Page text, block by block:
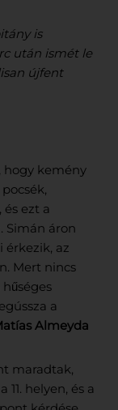
is
után ismét le
újfent
hogy kemény
ezt a
Simán áron
érkezik, az
Mert nincs
a
Almeyda
maradtak,
helyen, és a